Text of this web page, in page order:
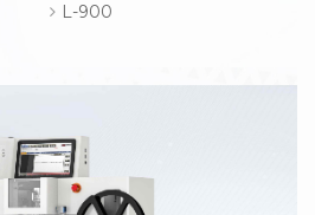
L-900